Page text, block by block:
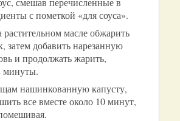
с пометкой «для соуса».
масле обжарить
затем добавить нарезанную
и продолжать жарить,
минуты.
нашинкованную капусту,
все вместе около 10 минут,